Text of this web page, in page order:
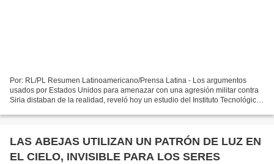
Por: RL/PL Resumen Latinoamericano/Prensa Latina - Los argumentos
usados por Estados Unidos para amenazar con una agresión militar contra
Siria distaban de la realidad, reveló hoy un estudio del Instituto Tecnológico
LAS ABEJAS UTILIZAN UN PATRÓN DE LUZ EN
EL CIELO, INVISIBLE PARA LOS SERES